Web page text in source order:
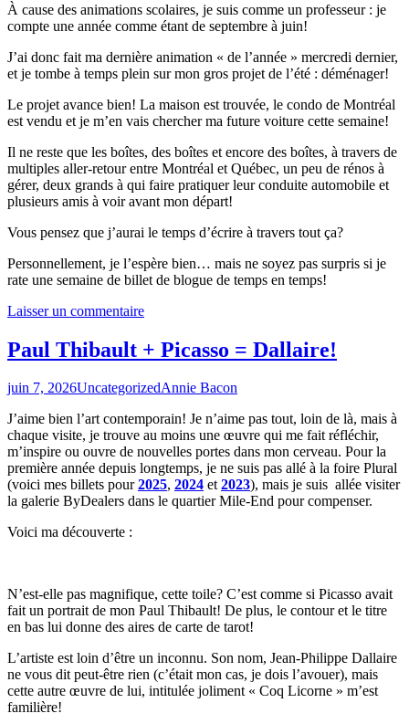
À cause des animations scolaires, je suis comme un professeur : je
compte une année comme étant de septembre à juin!
J’ai donc fait ma dernière animation « de l’année » mercredi dernier,
et je tombe à temps plein sur mon gros projet de l’été : déménager!
Le projet avance bien! La maison est trouvée, le condo de Montréal
est vendu et je m’en vais chercher ma future voiture cette semaine!
Il ne reste que les boîtes, des boîtes et encore des boîtes, à travers de
multiples aller-retour entre Montréal et Québec, un peu de rénos à
gérer, deux grands à qui faire pratiquer leur conduite automobile et
plusieurs amis à voir avant mon départ!
Vous pensez que j’aurai le temps d’écrire à travers tout ça?
Personnellement, je l’espère bien… mais ne soyez pas surpris si je
rate une semaine de billet de blogue de temps en temps!
Laisser un commentaire
Paul Thibault + Picasso = Dallaire!
juin 7, 2026UncategorizedAnnie Bacon
J’aime bien l’art contemporain! Je n’aime pas tout, loin de là, mais à
chaque visite, je trouve au moins une œuvre qui me fait réfléchir,
m’inspire ou ouvre de nouvelles portes dans mon cerveau. Pour la
première année depuis longtemps, je ne suis pas allé à la foire Plural
(voici mes billets pour2025, 2024 et2023), mais je suis allée visiter
la galerie ByDealers dans le quartier Mile-End pour compenser.
Voici ma découverte :
N’est-elle pas magnifique, cette toile? C’est comme si Picasso avait
fait un portrait de mon Paul Thibault! De plus, le contour et le titre
en bas lui donne des aires de carte de tarot!
L’artiste est loin d’être un inconnu. Son nom, Jean-Philippe Dallaire
ne vous dit peut-être rien (c’était mon cas, je dois l’avouer), mais
cette autre œuvre de lui, intitulée joliment « Coq Licorne » m’est
familière!